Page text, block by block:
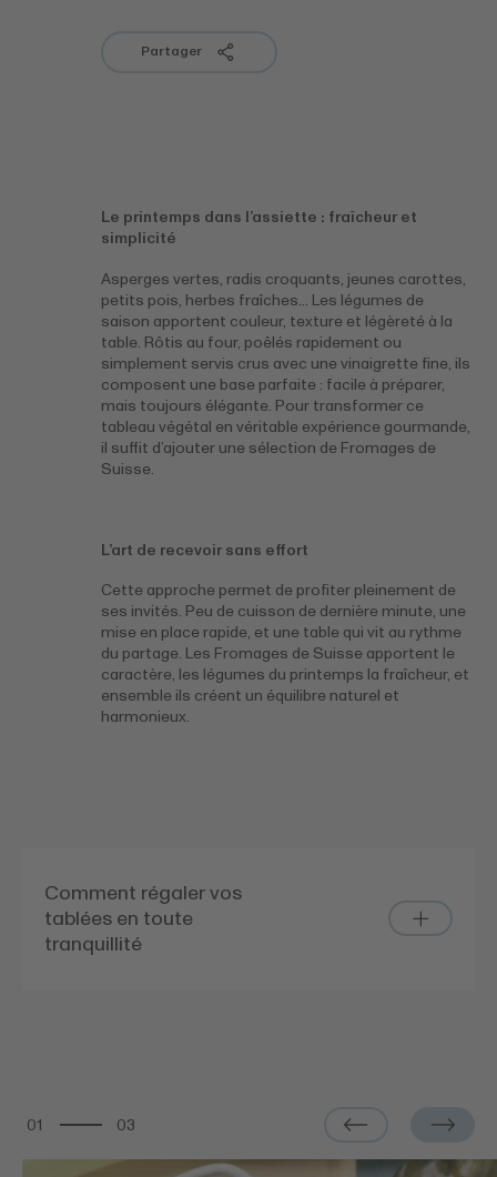
Partager
Le printemps dans l’assiette : fraîcheur et
simplicité
Asperges vertes, radis croquants, jeunes carottes,
petits pois, herbes fraîches… Les légumes de
saison apportent couleur, texture et légèreté à la
table. Rôtis au four, poêlés rapidement ou
simplement servis crus avec une vinaigrette fine, ils
composent une base parfaite : facile à préparer,
mais toujours élégante. Pour transformer ce
tableau végétal en véritable expérience gourmande,
il suffit d’ajouter une sélection de Fromages de
Suisse.
L’art de recevoir sans effort
Cette approche permet de profiter pleinement de
ses invités. Peu de cuisson de dernière minute, une
mise en place rapide, et une table qui vit au rythme
du partage. Les Fromages de Suisse apportent le
caractère, les légumes du printemps la fraîcheur, et
ensemble ils créent un équilibre naturel et
harmonieux.
Comment régaler vos
tablées en toute
tranquillité
01 03